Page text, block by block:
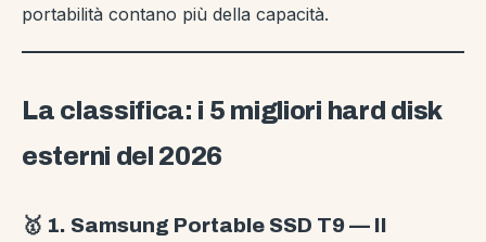
portabilità contano più della capacità.
La classifica: i 5 migliori hard disk
esterni del 2026
🥇 1. Samsung Portable SSD T9 — Il